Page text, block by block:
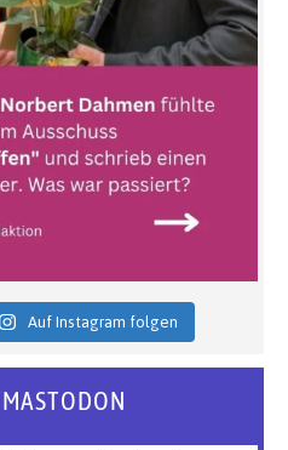
Auf Instagram folgen